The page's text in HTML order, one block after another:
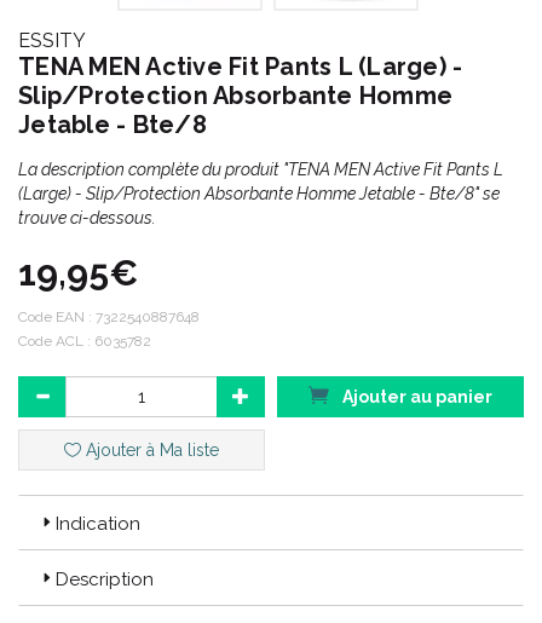
ESSITY
TENA MEN Active Fit Pants L (Large) -
Slip/Protection Absorbante Homme
Jetable - Bte/8
La description complète du produit "TENA MEN Active Fit Pants L
(Large) - Slip/Protection Absorbante Homme Jetable - Bte/8" se
trouve ci-dessous.
19,95€
Code EAN : 7322540887648
Code ACL : 6035782
Ajouter au panier
Ajouter à Ma liste
Indication
Description